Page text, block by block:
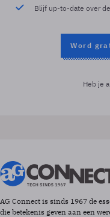
Blijf up-to-date over
Word
Heb je
AG Connect is sinds 1967 de
die betekenis geven aan een